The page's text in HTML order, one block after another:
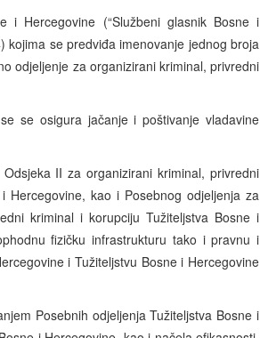
i Hercegovine (“Službeni glasnik Bosne i
kojima se predviđa imenovanje jednog broja
odjeljenje za organizirani kriminal, privredni
se osigura jačanje i poštivanje vladavine
II za organizirani kriminal, privredni
Hercegovine, kao i Posebnog odjeljenja za
kriminal i korupciju Tužiteljstva Bosne i
fizičku infrastrukturu tako i pravnu i
i Tužiteljstvu Bosne i Hercegovine
Posebnih odjeljenja Tužiteljstva Bosne i